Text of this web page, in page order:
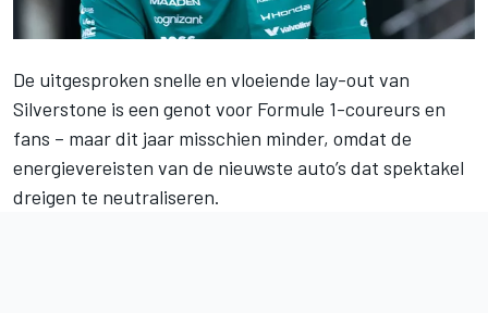
De uitgesproken snelle en vloeiende lay-out van
Silverstone is een genot voor Formule 1-coureurs en
fans – maar dit jaar misschien minder, omdat de
energievereisten van de nieuwste auto’s dat spektakel
dreigen te neutraliseren.